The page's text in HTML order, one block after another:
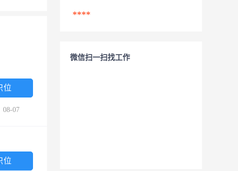
位
08-07
位
****
微信扫一扫找工作